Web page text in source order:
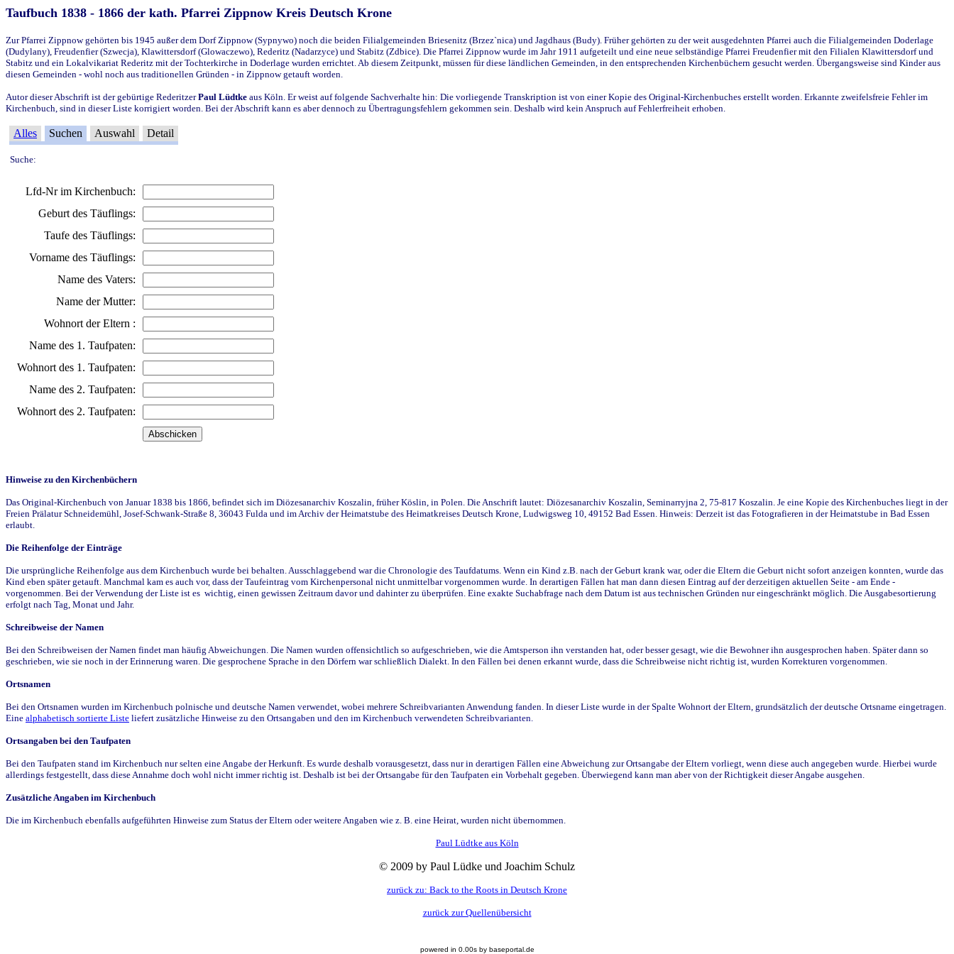
Taufbuch 1838 - 1866 der kath. Pfarrei Zippnow Kreis Deutsch Krone
Zur Pfarrei Zippnow gehörten bis 1945 außer dem Dorf Zippnow (Sypnywo) noch die beiden Filialgemeinden Briesenitz (Brzez`nica) und Jagdhaus (Budy). Früher gehörten zu der weit ausgedehnten Pfarrei auch die Filialgemeinden Doderlage
(Dudylany), Freudenfier (Szwecja), Klawittersdorf (Glowaczewo), Rederitz (Nadarzyce) und Stabitz (Zdbice). Die Pfarrei Zippnow wurde im Jahr 1911 aufgeteilt und eine neue selbständige Pfarrei Freudenfier mit den Filialen Klawittersdorf und
Stabitz und ein Lokalvikariat Rederitz mit der Tochterkirche in Doderlage wurden errichtet. Ab diesem Zeitpunkt, müssen für diese ländlichen Gemeinden, in den entsprechenden Kirchenbüchern gesucht werden. Übergangsweise sind Kinder aus
diesen Gemeinden - wohl noch aus traditionellen Gründen - in Zippnow getauft worden.
Autor dieser Abschrift ist der gebürtige RederitzerPaul Lüdtke aus Köln. Er weist auf folgende Sachverhalte hin: Die vorliegende Transkription ist von einer Kopie des Original-Kirchenbuches erstellt worden. Erkannte zweifelsfreie Fehler im
Kirchenbuch, sind in dieser Liste korrigiert worden. Bei der Abschrift kann es aber dennoch zu Übertragungsfehlern gekommen sein. Deshalb wird kein Anspruch auf Fehlerfreiheit erhoben.
Alles Suchen Auswahl Detail
Suche:
Lfd-Nr im Kirchenbuch:
Geburt des Täuflings:
Taufe des Täuflings:
Vorname des Täuflings:
Name des Vaters:
Name der Mutter:
Wohnort der Eltern :
Name des 1. Taufpaten:
Wohnort des 1. Taufpaten:
Name des 2. Taufpaten:
Wohnort des 2. Taufpaten:
Hinweise zu den Kirchenbüchern
Das Original-Kirchenbuch von Januar 1838 bis 1866, befindet sich im Diözesanarchiv Koszalin, früher Köslin, in Polen. Die Anschrift lautet: Diözesanarchiv Koszalin, Seminarryjna 2, 75-817 Koszalin. Je eine Kopie des Kirchenbuches liegt in der
Freien Prälatur Schneidemühl, Josef-Schwank-Straße 8, 36043 Fulda und im Archiv der Heimatstube des Heimatkreises Deutsch Krone, Ludwigsweg 10, 49152 Bad Essen. Hinweis: Derzeit ist das Fotografieren in der Heimatstube in Bad Essen
erlaubt.
Die Reihenfolge der Einträge
Die ursprüngliche Reihenfolge aus dem Kirchenbuch wurde bei behalten. Ausschlaggebend war die Chronologie des Taufdatums. Wenn ein Kind z.B. nach der Geburt krank war, oder die Eltern die Geburt nicht sofort anzeigen konnten, wurde das
Kind eben später getauft. Manchmal kam es auch vor, dass der Taufeintrag vom Kirchenpersonal nicht unmittelbar vorgenommen wurde. In derartigen Fällen hat man dann diesen Eintrag auf der derzeitigen aktuellen Seite - am Ende -
vorgenommen. Bei der Verwendung der Liste ist es wichtig, einen gewissen Zeitraum davor und dahinter zu überprüfen. Eine exakte Suchabfrage nach dem Datum ist aus technischen Gründen nur eingeschränkt möglich. Die Ausgabesortierung
erfolgt nach Tag, Monat und Jahr.
Schreibweise der Namen
Bei den Schreibweisen der Namen findet man häufig Abweichungen. Die Namen wurden offensichtlich so aufgeschrieben, wie die Amtsperson ihn verstanden hat, oder besser gesagt, wie die Bewohner ihn ausgesprochen haben. Später dann so
geschrieben, wie sie noch in der Erinnerung waren. Die gesprochene Sprache in den Dörfern war schließlich Dialekt. In den Fällen bei denen erkannt wurde, dass die Schreibweise nicht richtig ist, wurden Korrekturen vorgenommen.
Ortsnamen
Bei den Ortsnamen wurden im Kirchenbuch polnische und deutsche Namen verwendet, wobei mehrere Schreibvarianten Anwendung fanden. In dieser Liste wurde in der Spalte Wohnort der Eltern, grundsätzlich der deutsche Ortsname eingetragen.
Eine alphabetisch sortierte Liste liefert zusätzliche Hinweise zu den Ortsangaben und den im Kirchenbuch verwendeten Schreibvarianten.
Ortsangaben bei den Taufpaten
Bei den Taufpaten stand im Kirchenbuch nur selten eine Angabe der Herkunft. Es wurde deshalb vorausgesetzt, dass nur in derartigen Fällen eine Abweichung zur Ortsangabe der Eltern vorliegt, wenn diese auch angegeben wurde. Hierbei wurde
allerdings festgestellt, dass diese Annahme doch wohl nicht immer richtig ist. Deshalb ist bei der Ortsangabe für den Taufpaten ein Vorbehalt gegeben. Überwiegend kann man aber von der Richtigkeit dieser Angabe ausgehen.
Zusätzliche Angaben im Kirchenbuch
Die im Kirchenbuch ebenfalls aufgeführten Hinweise zum Status der Eltern oder weitere Angaben wie z. B. eine Heirat, wurden nicht übernommen.
Paul Lüdtke aus Köln
© 2009 by Paul Lüdke und Joachim Schulz
zurück zu: Back to the Roots in Deutsch Krone
zurück zur Quellenübersicht
powered in 0.00s by baseportal.de